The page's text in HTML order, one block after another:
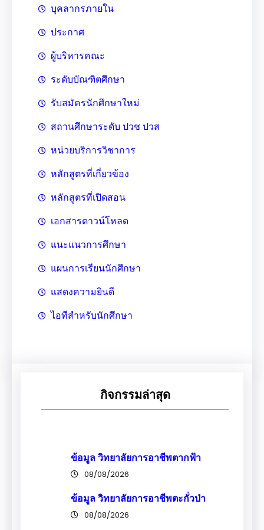
บุคลากรภายใน
ประกาศ
ผู้บริหารคณะ
ระดับบัณฑิตศึกษา
รับสมัครนักศึกษาใหม่
สถานศึกษาระดับ ปวช ปวส
หน่วยบริการวิชาการ
หลักสูตรที่เกี่ยวข้อง
หลักสูตรที่เปิดสอน
เอกสารดาวน์โหลด
แนะแนวการศึกษา
แผนการเรียนนักศึกษา
แสดงความยินดี
ไอทีสำหรับนักศึกษา
กิจกรรมล่าสุด
ข้อมูล วิทยาลัยการอาชีพตากฟ้า
08/08/2026
ข้อมูล วิทยาลัยการอาชีพตะกั่วป่า
08/08/2026